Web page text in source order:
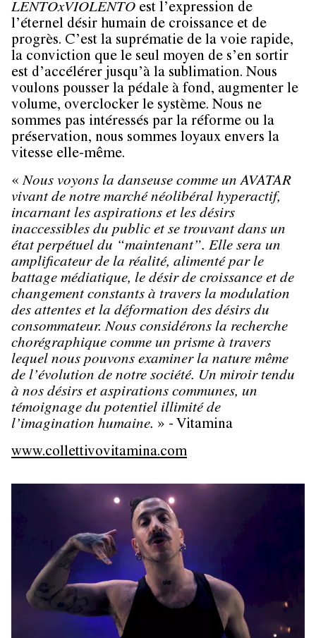
LENTOxVIOLENTO est l’expression de
l’éternel désir humain de croissance et de
progrès. C’est la suprématie de la voie rapide,
la conviction que le seul moyen de s’en sortir
est d’accélérer jusqu’à la sublimation. Nous
voulons pousser la pédale à fond, augmenter le
volume, overclocker le système. Nous ne
sommes pas intéressés par la réforme ou la
préservation, nous sommes loyaux envers la
vitesse elle-même.
« Nous voyons la danseuse comme un AVATAR
vivant de notre marché néolibéral hyperactif,
incarnant les aspirations et les désirs
inaccessibles du public et se trouvant dans un
état perpétuel du “maintenant”. Elle sera un
amplificateur de la réalité, alimenté par le
battage médiatique, le désir de croissance et de
changement constants à travers la modulation
des attentes et la déformation des désirs du
consommateur. Nous considérons la recherche
chorégraphique comme un prisme à travers
lequel nous pouvons examiner la nature même
de l’évolution de notre société. Un miroir tendu
à nos désirs et aspirations communes, un
témoignage du potentiel illimité de
l’imagination humaine. » - Vitamina
www.collettivovitamina.com